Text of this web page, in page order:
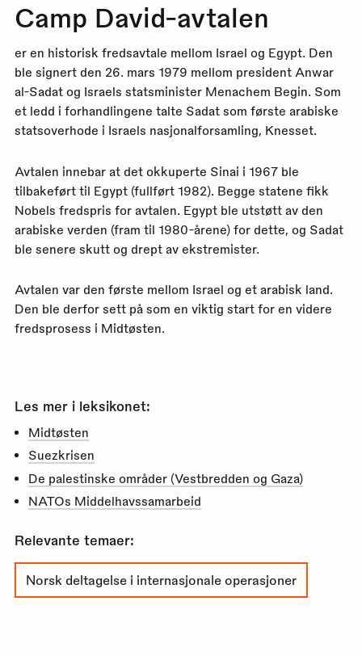
Camp David-avtalen
er en historisk fredsavtale mellom Israel og Egypt. Den
ble signert den 26. mars 1979 mellom president Anwar
al-Sadat og Israels statsminister Menachem Begin. Som
et ledd i forhandlingene talte Sadat som første arabiske
statsoverhode i Israels nasjonalforsamling, Knesset.
Avtalen innebar at det okkuperte Sinai i 1967 ble
tilbakeført til Egypt (fullført 1982). Begge statene fikk
Nobels fredspris for avtalen. Egypt ble utstøtt av den
arabiske verden (fram til 1980-årene) for dette, og Sadat
ble senere skutt og drept av ekstremister.
Avtalen var den første mellom Israel og et arabisk land.
Den ble derfor sett på som en viktig start for en videre
fredsprosess i Midtøsten.
Les mer i leksikonet:
Midtøsten
Suezkrisen
De palestinske områder (Vestbredden og Gaza)
NATOs Middelhavssamarbeid
Relevante temaer:
Norsk deltagelse i internasjonale operasjoner